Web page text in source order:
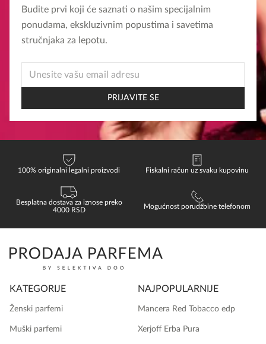
Budite prvi koji će saznati o našim specijalnim
ponudama, ekskluzivnim popustima i savetima
stručnjaka za lepotu.
EMAIL
PRIJAVITE SE
100% originalni legalni proizvodi Fiskalni račun uz svaku kupovinu
Besplatna dostava za iznose preko
4000 RSD
Mogućnost porudžbine telefonom
KATEGORIJE
Ženski parfemi
Muški parfemi
NAJPOPULARNIJE
Mancera Red Tobacco edp
Xerjoff Erba Pura